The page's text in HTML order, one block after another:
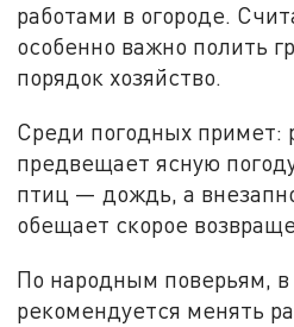
работами в огороде.
особенно важно полить
порядок хозяйство.
Среди погодных примет:
предвещает ясную
птиц — дождь, а
обещает скорое
По народным поверьям, в
рекомендуется менять